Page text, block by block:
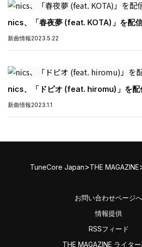
nics、「春夜夢 (feat. KOTA)」を配
新曲情報2023.5.22
nics、「ドピオ (feat. hiromu)」を配
新曲情報2023.1.1
TuneCore Japan>THE MAGAZINE
お問い合わせページへ
情報提供
RSSフィード
THE MAGAZINE ライタ